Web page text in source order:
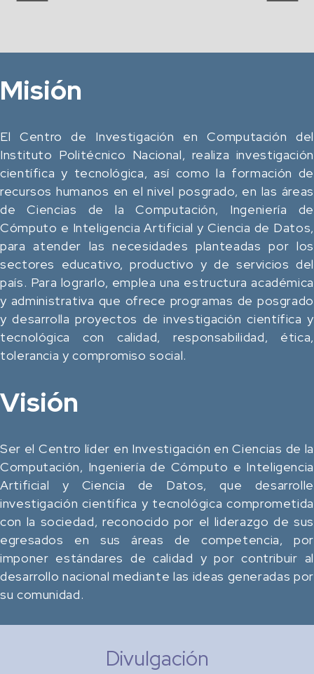
Misión
El Centro de Investigación en Computación del
Instituto Politécnico Nacional, realiza investigación
científica y tecnológica, así como la formación de
recursos humanos en el nivel posgrado, en las áreas
de Ciencias de la Computación, Ingeniería de
Cómputo e Inteligencia Artificial y Ciencia de Datos,
para atender las necesidades planteadas por los
sectores educativo, productivo y de servicios del
país. Para lograrlo, emplea una estructura académica
y administrativa que ofrece programas de posgrado
y desarrolla proyectos de investigación científica y
tecnológica con calidad, responsabilidad, ética,
tolerancia y compromiso social.
Visión
Ser el Centro líder en Investigación en Ciencias de la
Computación, Ingeniería de Cómputo e Inteligencia
Artificial y Ciencia de Datos, que desarrolle
investigación científica y tecnológica comprometida
con la sociedad, reconocido por el liderazgo de sus
egresados en sus áreas de competencia, por
imponer estándares de calidad y por contribuir al
desarrollo nacional mediante las ideas generadas por
su comunidad.
Divulgación